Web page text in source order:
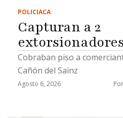
POLICIACA
Capturan a 2
Cobraban piso a
Cañón del Sainz
Agosto 6, 2026